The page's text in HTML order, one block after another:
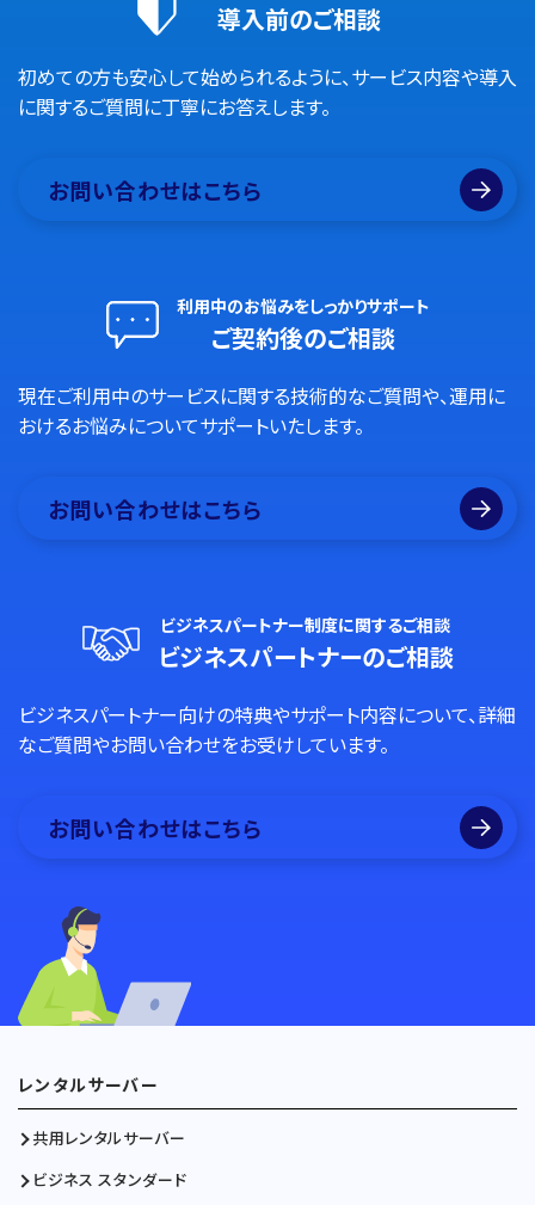
導入前のご相談
初めての方も安心して始められるように、サービス内容や導入
に関するご質問に丁寧にお答えします。
お問い合わせはこちら
利用中のお悩みをしっかりサポート
ご契約後のご相談
現在ご利用中のサービスに関する技術的なご質問や、運用に
おけるお悩みについてサポートいたします。
お問い合わせはこちら
ビジネスパートナー制度に関するご相談
ビジネスパートナーのご相談
ビジネスパートナー向けの特典やサポート内容について、詳細
なご質問やお問い合わせをお受けしています。
お問い合わせはこちら
レンタルサーバー
共用レンタルサーバー
ビジネス スタンダード